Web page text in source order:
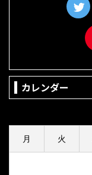
カレンダー
月 火